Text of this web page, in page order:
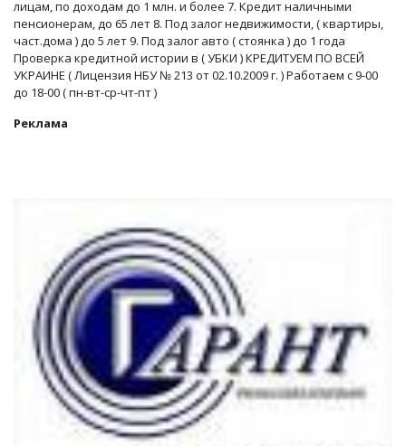
лицам, по доходам до 1 млн. и более 7. Кредит наличными
пенсионерам, до 65 лет 8. Под залог недвижимости, ( квартиры,
част.дома ) до 5 лет 9. Под залог авто ( стоянка ) до 1 года
Проверка кредитной истории в ( УБКИ ) КРЕДИТУЕМ ПО ВСЕЙ
УКРАИНЕ ( Лицензия НБУ № 213 от 02.10.2009 г. ) Работаем с 9-00
до 18-00 ( пн-вт-ср-чт-пт )
Реклама